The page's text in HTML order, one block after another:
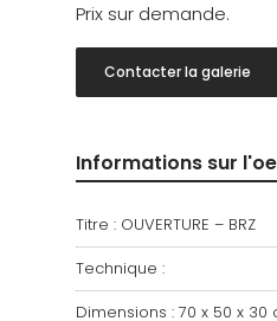
Prix sur demande.
Contacter la galerie
Informations sur
Titre : OUVERTURE – BRZ
Technique :
Dimensions : 70 x 50 x 30